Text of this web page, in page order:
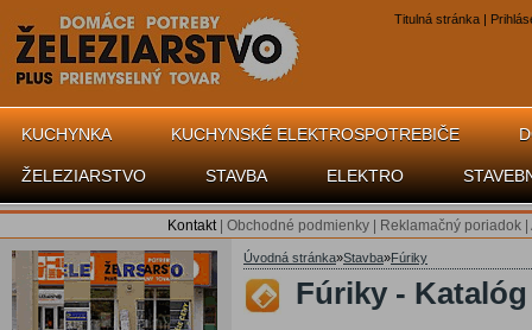
Titulná stránka |
KUCHYNKA KUCHYNSKÉ ELEKTROSPOTREBIČE
ŽELEZIARSTVO STAVBA ELEKTRO
Kontakt| Obchodné podmienky Reklamačný poriadok
Úvodná stránka»Stavba»Fúriky
Fúriky - Katalóg